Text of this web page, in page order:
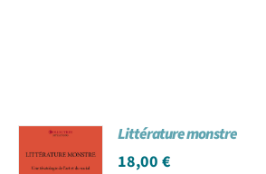
Littérature monstre
18,00€